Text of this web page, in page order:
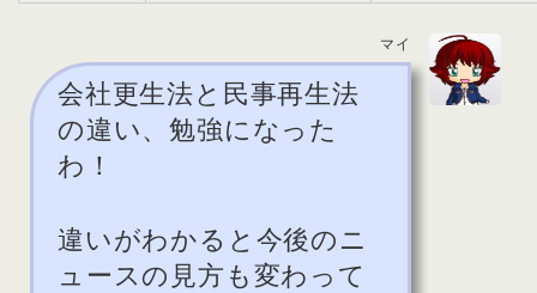
マイ
会社更生法と民事再生法
の違い、勉強になった
わ！
違いがわかると今後のニ
ュースの見方も変わって